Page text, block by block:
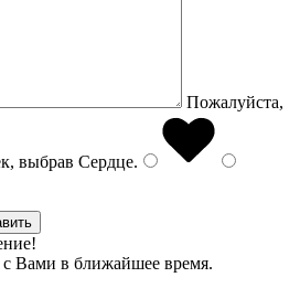
Пожалуйста,
выбрав Сердце.
Вами в ближайшее время.